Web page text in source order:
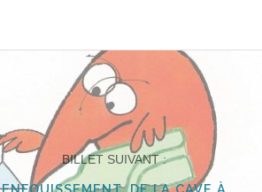
BILLET SUIVANT :
ENFOUISSEMENT, DE LA CAVE À